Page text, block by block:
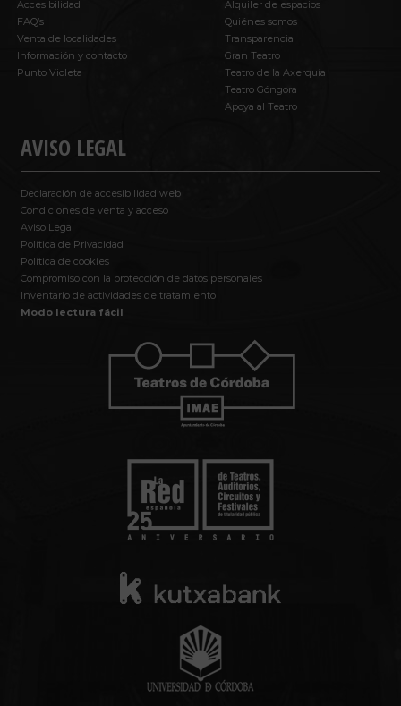
Accesibilidad
FAQ’s
Venta de localidades
Información y contacto
Punto Violeta
AVISO LEGAL
Declaración de accesibilidad web
Condiciones de venta y acceso
Aviso Legal
Política de Privacidad
Política de cookies
Compromiso con la protección de datos personales
Inventario de actividades de tratamiento
Modo lectura fácil
Alquiler de espacios
Quiénes somos
Transparencia
Gran Teatro
Teatro de la Axerquía
Teatro Góngora
Apoya al Teatro